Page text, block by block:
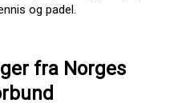
og padel.
fra Norges